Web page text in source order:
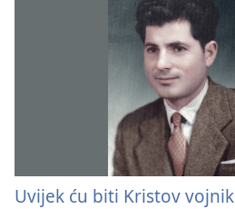
Uvijek ću biti Kristov vojnik